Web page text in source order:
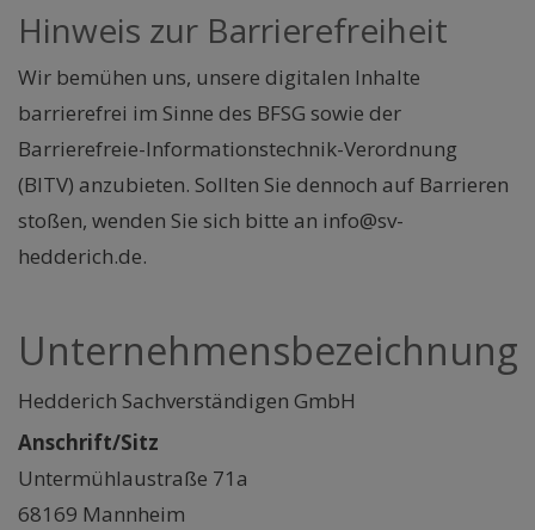
Hinweis zur Barrierefreiheit
Wir bemühen uns, unsere digitalen Inhalte
barrierefrei im Sinne des BFSG sowie der
Barrierefreie-Informationstechnik-Verordnung
(BITV) anzubieten. Sollten Sie dennoch auf Barrieren
stoßen, wenden Sie sich bitte an info@sv-
hedderich.de.
Unternehmensbezeichnung
Hedderich Sachverständigen GmbH
Anschrift/Sitz
Untermühlaustraße 71a
68169 Mannheim